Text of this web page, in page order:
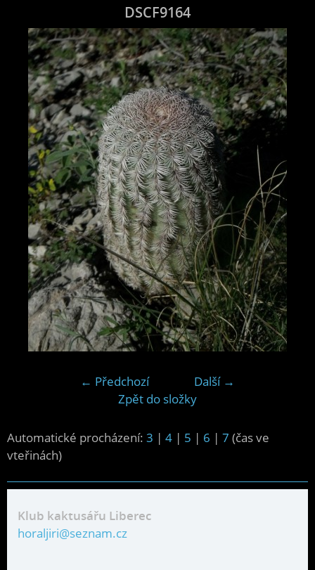
DSCF9164
← Předchozí
Další →
Zpět do složky
Automatické procházení: 3 | 4 | 5 | 6 | 7 (čas ve
vteřinách)
Klub kaktusářu Liberec
horaljiri@seznam.cz